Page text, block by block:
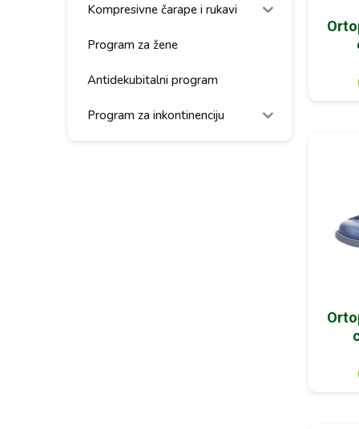
Kompresivne čarape i rukavi
Program za žene
Antidekubitalni program
Program za inkontinenciju